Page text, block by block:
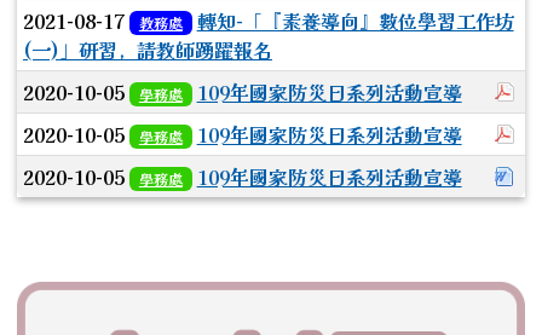
2021-08-17
教務處
轉知-「『素養導向』數位學習工作坊
(一)」研習，請教師踴躍報名
2020-10-05 學務處
109年國家防災日系列活動宣導
2020-10-05 學務處
109年國家防災日系列活動宣導
2020-10-05 學務處 109年國家防災日系列活動宣導